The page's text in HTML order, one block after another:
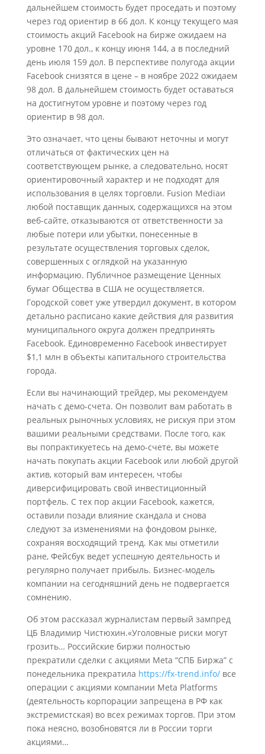
дальнейшем стоимость будет проседать и поэтому
через год ориентир в 66 дол. К концу текущего мая
стоимость акций Facebook на бирже ожидаем на
уровне 170 дол., к концу июня 144, а в последний
день июля 159 дол. В перспективе полугода акции
Facebook снизятся в цене – в ноябре 2022 ожидаем
98 дол. В дальнейшем стоимость будет оставаться
на достигнутом уровне и поэтому через год
ориентир в 98 дол.
Это означает, что цены бывают неточны и могут
отличаться от фактических цен на
соответствующем рынке, а следовательно, носят
ориентировочный характер и не подходят для
использования в целях торговли. Fusion Mediaи
любой поставщик данных, содержащихся на этом
веб-сайте, отказываются от ответственности за
любые потери или убытки, понесенные в
результате осуществления торговых сделок,
совершенных с оглядкой на указанную
информацию. Публичное размещение Ценных
бумаг Общества в США не осуществляется.
Городской совет уже утвердил документ, в котором
детально расписано какие действия для развития
муниципального округа должен предпринять
Facebook. Единовременно Facebook инвестирует
$1,1 млн в объекты капитального строительства
города.
Если вы начинающий трейдер, мы рекомендуем
начать с демо-счета. Он позволит вам работать в
реальных рыночных условиях, не рискуя при этом
вашими реальными средствами. После того, как
вы попрактикуетесь на демо-счете, вы можете
начать покупать акции Facebook или любой другой
актив, который вам интересен, чтобы
диверсифицировать свой инвестиционный
портфель. С тех пор акции Facebook, кажется,
оставили позади влияние скандала и снова
следуют за изменениями на фондовом рынке,
сохраняя восходящий тренд. Как мы отметили
ране, Фейсбук ведет успешную деятельность и
регулярно получает прибыль. Бизнес-модель
компании на сегодняшний день не подвергается
сомнению.
Об этом рассказал журналистам первый зампред
ЦБ Владимир Чистюхин.«Уголовные риски могут
грозить… Российские биржи полностью
прекратили сделки с акциями Meta “СПБ Биржа” с
понедельника прекратила https://fx-trend.info/все
операции с акциями компании Meta Platforms
(деятельность корпорации запрещена в РФ как
экстремистская) во всех режимах торгов. При этом
пока неясно, возобновятся ли в России торги
акциями…